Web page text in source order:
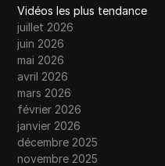
Vidéos les plus tendance
juillet 2026
juin 2026
mai 2026
avril 2026
mars 2026
février 2026
janvier 2026
décembre 2025
novembre 2025